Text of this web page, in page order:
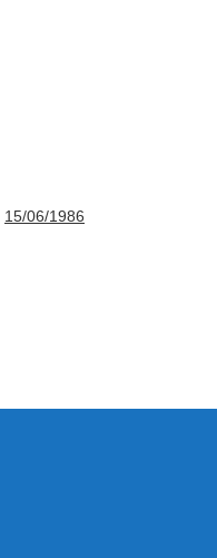
15/06/1986